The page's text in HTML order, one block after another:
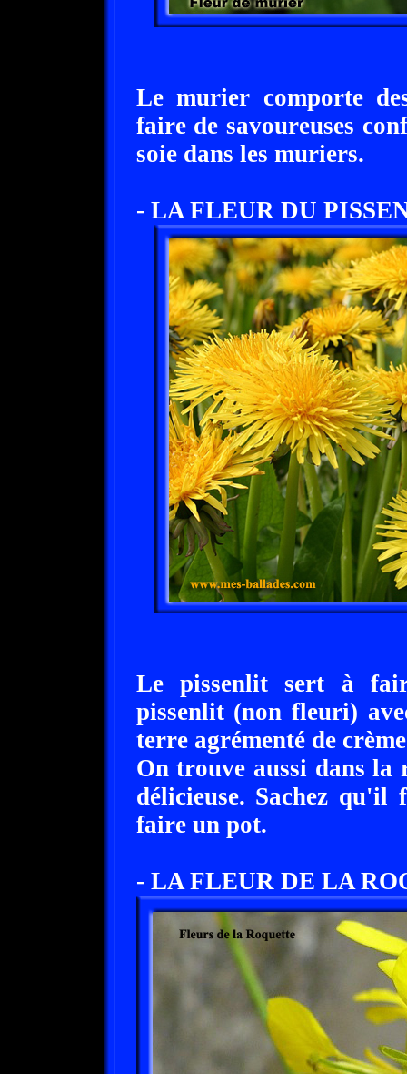
Le murier comporte
faire de savoureuses
soie dans les muriers.
- LA FLEUR DU
Le pissenlit sert à
pissenlit (non fleuri)
terre agrémenté de
On trouve aussi dans la
délicieuse. Sachez
faire un pot.
- LA FLEUR DE LA